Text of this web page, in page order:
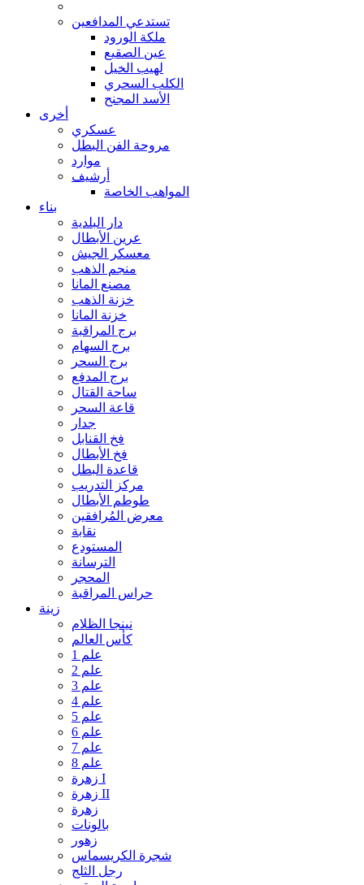
تستدعي المدافعين
ملكة الورود
عين الصقيع
لهيب الخيل
الكلب السحري
الأسد المجنح
أخرى
عسكري
مروحة الفن البطل
موارد
أرشيف
المواهب الخاصة
بناء
دار البلدية
عرين الأبطال
معسكر الجيش
منجم الذهب
مصنع المانا
خزنة الذهب
خزنة المانا
برج المراقبة
برج السهام
برج السحر
برج المدفع
ساحة القتال
قاعة السحر
جدار
فخ القنابل
فخ الأبطال
قاعدة البطل
مركز التدريب
طوطم الأبطال
معرض المُرافقين
نقابة
المستودع
الترسانة
المحجر
حراس المراقبة
زينة
نينجا الظلام
كأس العالم
علم 1
علم 2
علم 3
علم 4
علم 5
علم 6
علم 7
علم 8
زهرة I
زهرة II
زهرة
بالونات
زهور
شجرة الكريسماس
رجل الثلج